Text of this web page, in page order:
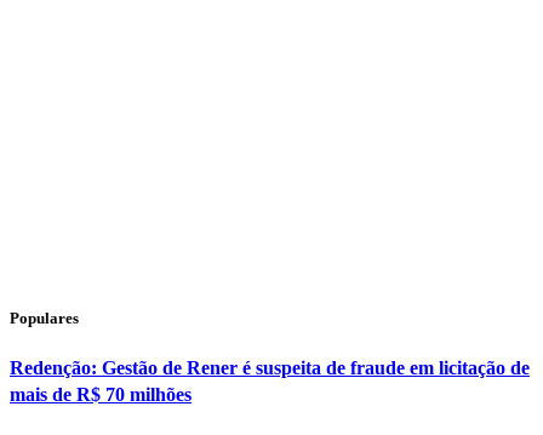
Populares
Redenção: Gestão de Rener é suspeita de fraude em licitação de
mais de R$ 70 milhões